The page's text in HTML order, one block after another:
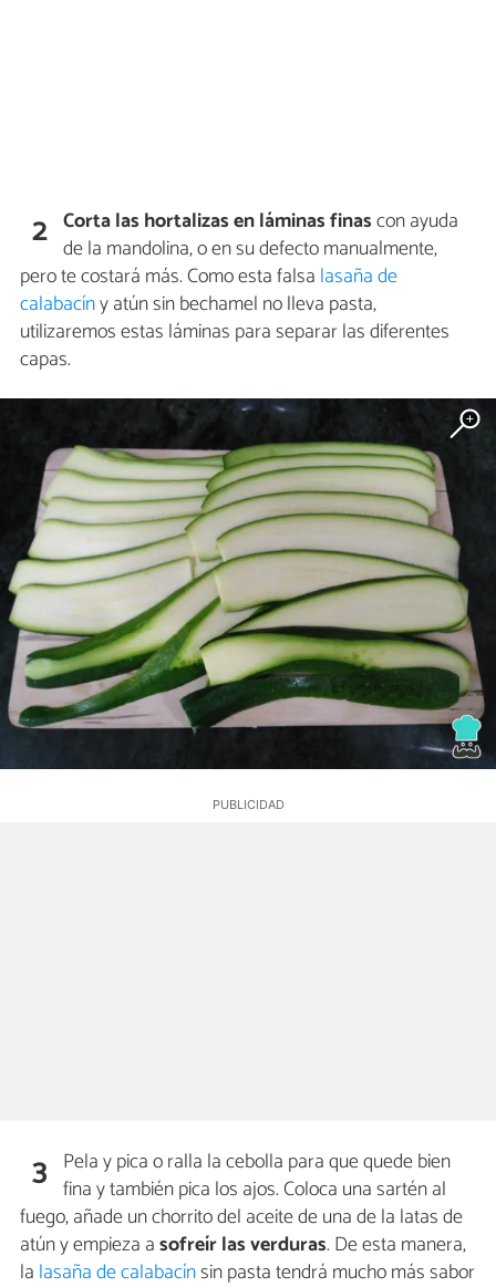
2 Corta las hortalizas en láminas finascon ayuda
de la mandolina, o en su defecto manualmente,
pero te costará más. Como esta falsa lasaña de
calabacíny atún sin bechamel no lleva pasta,
utilizaremos estas láminas para separar las diferentes
capas.
3 Pela y pica o ralla la cebolla para que quede bien
fina y también pica los ajos. Coloca una sartén al
fuego, añade un chorrito del aceite de una de la latas de
atún y empieza asofreír las verduras. De esta manera,
la lasaña de calabacínsin pasta tendrá mucho más sabor